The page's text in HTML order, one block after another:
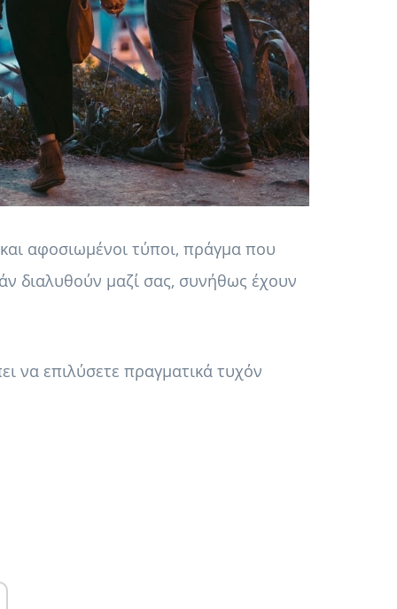
αφοσιωμένοι τύποι, πράγμα που
διαλυθούν μαζί σας, συνήθως έχουν
να επιλύσετε πραγματικά τυχόν